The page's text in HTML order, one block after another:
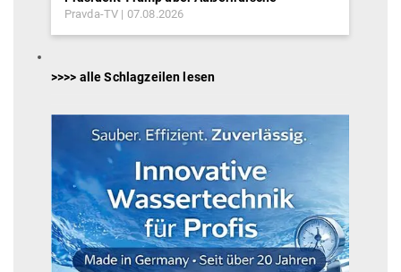
Pravda-TV 07.08.2026
>>>> alle Schlagzeilen lesen